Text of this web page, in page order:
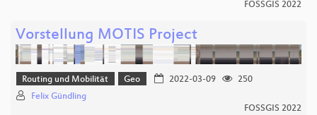
FOSSGIS 2022
Vorstellung MOTIS Project
Routing und Mobilität Geo 2022-03-09
250
Felix Gündling
FOSSGIS 2022